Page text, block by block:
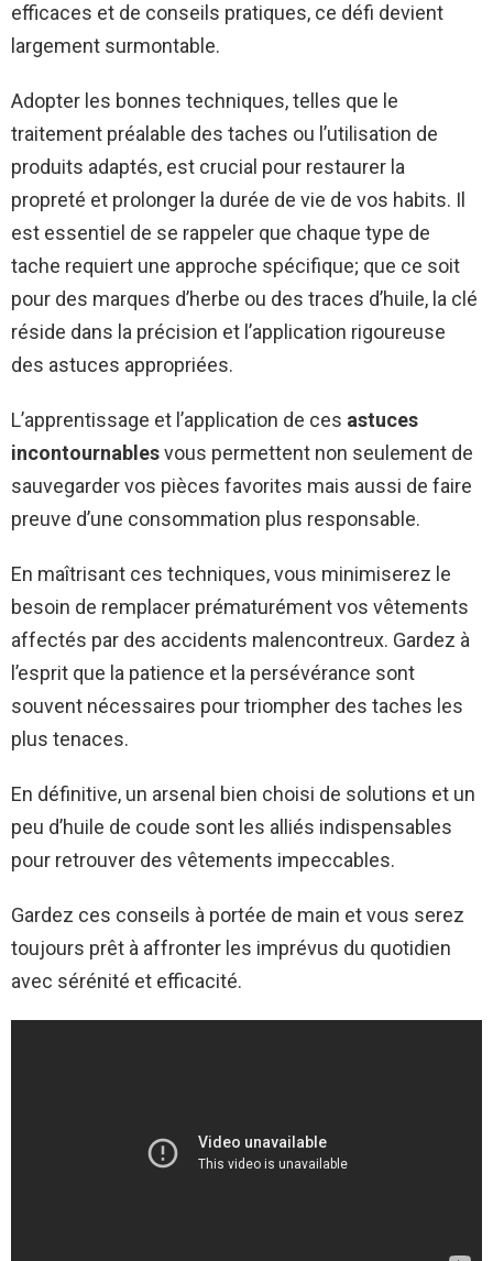
efficaces et de conseils pratiques, ce défi devient
largement surmontable.
Adopter les bonnes techniques, telles que le
traitement préalable des taches ou l’utilisation de
produits adaptés, est crucial pour restaurer la
propreté et prolonger la durée de vie de vos habits. Il
est essentiel de se rappeler que chaque type de
tache requiert une approche spécifique; que ce soit
pour des marques d’herbe ou des traces d’huile, la clé
réside dans la précision et l’application rigoureuse
des astuces appropriées.
L’apprentissage et l’application de ces astuces
incontournablesvous permettent non seulement de
sauvegarder vos pièces favorites mais aussi de faire
preuve d’une consommation plus responsable.
En maîtrisant ces techniques, vous minimiserez le
besoin de remplacer prématurément vos vêtements
affectés par des accidents malencontreux. Gardez à
l’esprit que la patience et la persévérance sont
souvent nécessaires pour triompher des taches les
plus tenaces.
En définitive, un arsenal bien choisi de solutions et un
peu d’huile de coude sont les alliés indispensables
pour retrouver des vêtements impeccables.
Gardez ces conseils à portée de main et vous serez
toujours prêt à affronter les imprévus du quotidien
avec sérénité et efficacité.